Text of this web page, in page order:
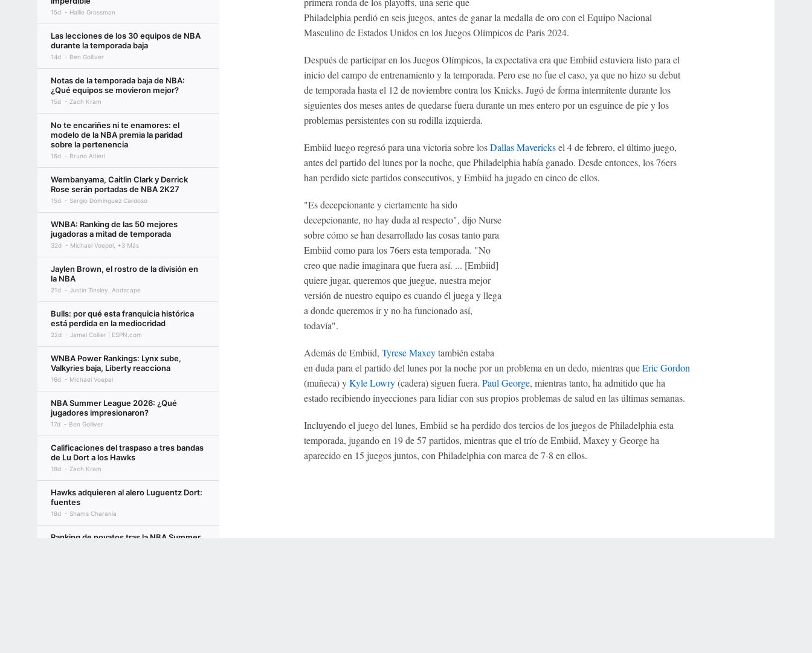
15d Hallie Grossman
Las lecciones de los 30 equipos de NBA
durante la temporada baja
14d Ben Golliver
Notas de la temporada baja de NBA:
¿Qué equipos se movieron mejor?
15d Zach Kram
No te encariñes ni te enamores: el
modelo de la NBA premia la paridad
sobre la pertenencia
16d Bruno Altieri
Wembanyama, Caitlin Clark y Derrick
Rose serán portadas de NBA 2K27
15d Sergio Domínguez Cardoso
WNBA: Ranking de las 50 mejores
jugadoras a mitad de temporada
32d Michael Voepel, +3 Más
Jaylen Brown, el rostro de la división en
la NBA
21d Justin Tinsley, Andscape
Bulls: por qué esta franquicia histórica
está perdida en la mediocridad
22d Jamal Collier | ESPN.com
WNBA Power Rankings: Lynx sube,
Valkyries baja, Liberty reacciona
16d Michael Voepel
NBA Summer League 2026: ¿Qué
jugadores impresionaron?
17d Ben Golliver
Calificaciones del traspaso a tres bandas
de Lu Dort a los Hawks
18d Zach Kram
Hawks adquieren al alero Luguentz Dort:
fuentes
18d Shams Charania
Ranking de novatos tras la NBA Summer
Philadelphia perdió en seis juegos, antes de ganar la medalla de oro con el Equipo Nacional
Masculino de Estados Unidos en los Juegos Olímpicos de Paris 2024.
Después de participar en los Juegos Olímpicos, la expectativa era que Embiid estuviera listo para el
inicio del campo de entrenamiento y la temporada. Pero ese no fue el caso, ya que no hizo su debut
de temporada hasta el 12 de noviembre contra los Knicks. Jugó de forma intermitente durante los
siguientes dos meses antes de quedarse fuera durante un mes entero por un esguince de pie y los
problemas persistentes con su rodilla izquierda.
Embiid luego regresó para una victoria sobre losDallas Mavericksel 4 de febrero, el último juego,
antes del partido del lunes por la noche, que Philadelphia había ganado. Desde entonces, los 76ers
han perdido siete partidos consecutivos, y Embiid ha jugado en cinco de ellos.
"Es decepcionante y ciertamente ha sido
decepcionante, no hay duda al respecto", dijo Nurse
sobre cómo se han desarrollado las cosas tanto para
Embiid como para los 76ers esta temporada. "No
creo que nadie imaginara que fuera así. ... [Embiid]
quiere jugar, queremos que juegue, nuestra mejor
versión de nuestro equipo es cuando él juega y llega
a donde queremos ir y no ha funcionado así,
todavía".
Además de Embiid, Tyrese Maxeytambién estaba
en duda para el partido del lunes por la noche por un problema en un dedo, mientras queEric Gordon
(muñeca) yKyle Lowry(cadera) siguen fuera. Paul George, mientras tanto, ha admitido que ha
estado recibiendo inyecciones para lidiar con sus propios problemas de salud en las últimas semanas.
Incluyendo el juego del lunes, Embiid se ha perdido dos tercios de los juegos de Philadelphia esta
temporada, jugando en 19 de 57 partidos, mientras que el trío de Embiid, Maxey y George ha
aparecido en 15 juegos juntos, con Philadelphia con marca de 7-8 en ellos.